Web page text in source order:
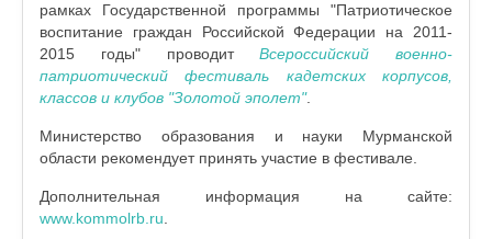
рамках Государственной программы "Патриотическое
воспитание граждан Российской Федерации на 2011-
2015 годы" проводитВсероссийский военно-
патриотический фестиваль кадетских корпусов,
классов и клубов "Золотой эполет".
Министерство образования и науки Мурманской
области рекомендует принять участие в фестивале.
Дополнительная информация на сайте:
www.kommolrb.ru